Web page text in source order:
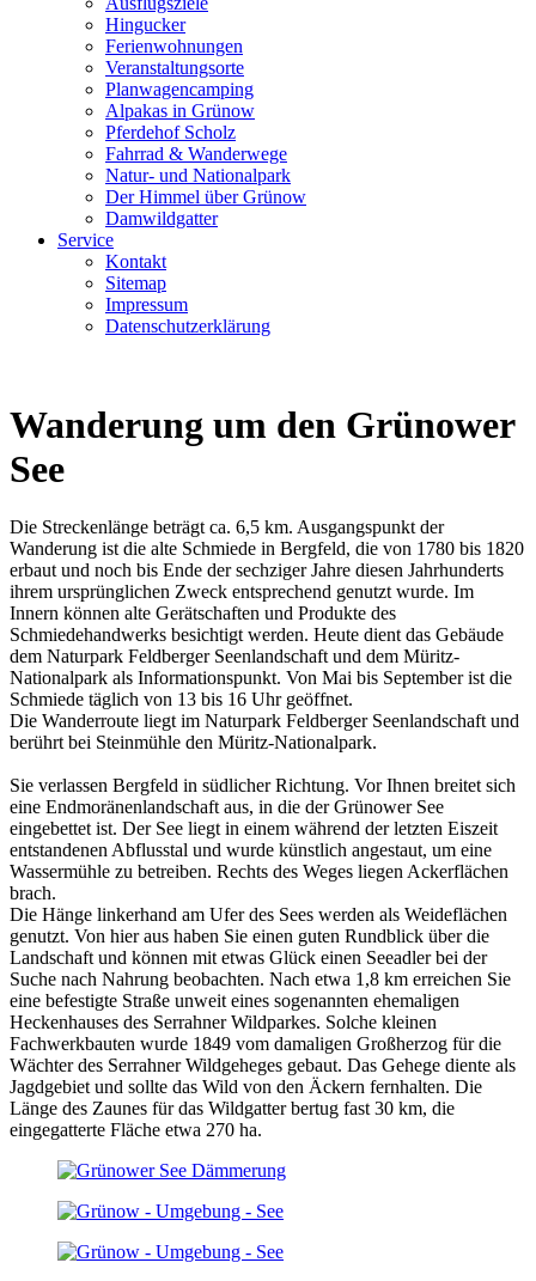
Hingucker
Ferienwohnungen
Veranstaltungsorte
Planwagencamping
Alpakas in Grünow
Pferdehof Scholz
Fahrrad & Wanderwege
Natur- und Nationalpark
Der Himmel über Grünow
Damwildgatter
Service
Kontakt
Sitemap
Impressum
Datenschutzerklärung
Wanderung um den Grünower
See
Die Streckenlänge beträgt ca. 6,5 km. Ausgangspunkt der
Wanderung ist die alte Schmiede in Bergfeld, die von 1780 bis 1820
erbaut und noch bis Ende der sechziger Jahre diesen Jahrhunderts
ihrem ursprünglichen Zweck entsprechend genutzt wurde. Im
Innern können alte Gerätschaften und Produkte des
Schmiedehandwerks besichtigt werden. Heute dient das Gebäude
dem Naturpark Feldberger Seenlandschaft und dem Müritz-
Nationalpark als Informationspunkt. Von Mai bis September ist die
Schmiede täglich von 13 bis 16 Uhr geöffnet.
Die Wanderroute liegt im Naturpark Feldberger Seenlandschaft und
berührt bei Steinmühle den Müritz-Nationalpark.
Sie verlassen Bergfeld in südlicher Richtung. Vor Ihnen breitet sich
eine Endmoränenlandschaft aus, in die der Grünower See
eingebettet ist. Der See liegt in einem während der letzten Eiszeit
entstandenen Abflusstal und wurde künstlich angestaut, um eine
Wassermühle zu betreiben. Rechts des Weges liegen Ackerflächen
brach.
Die Hänge linkerhand am Ufer des Sees werden als Weideflächen
genutzt. Von hier aus haben Sie einen guten Rundblick über die
Landschaft und können mit etwas Glück einen Seeadler bei der
Suche nach Nahrung beobachten. Nach etwa 1,8 km erreichen Sie
eine befestigte Straße unweit eines sogenannten ehemaligen
Heckenhauses des Serrahner Wildparkes. Solche kleinen
Fachwerkbauten wurde 1849 vom damaligen Großherzog für die
Wächter des Serrahner Wildgeheges gebaut. Das Gehege diente als
Jagdgebiet und sollte das Wild von den Äckern fernhalten. Die
Länge des Zaunes für das Wildgatter bertug fast 30 km, die
eingegatterte Fläche etwa 270 ha.